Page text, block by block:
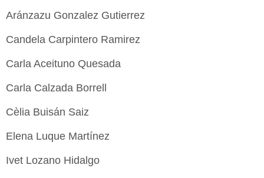
Aránzazu Gonzalez Gutierrez
Candela Carpintero Ramirez
Carla Aceituno Quesada
Carla Calzada Borrell
Cèlia Buisán Saiz
Elena Luque Martínez
Ivet Lozano Hidalgo